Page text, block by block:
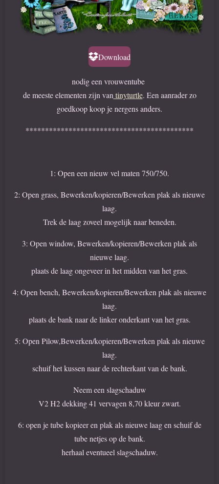
Download
nodig een vrouwentube
de meeste elementen zijn van tinyturtle. Een aanrader zo
goedkoop koop je nergens anders.
*******************************************
1: Open een nieuw vel maten 750/750.
2: Open grass, Bewerken/kopieren/Bewerken plak als nieuwe
laag.
Trek de laag zoveel mogelijk naar beneden.
3: Open window, Bewerken/kopieren/Bewerken plak als
nieuwe laag.
plaats de laag ongeveer in het midden van het gras.
4: Open bench, Bewerken/kopieren/Bewerken plak als nieuwe
laag.
plaats de bank naar de linker onderkant van het gras.
5: Open Pilow,Bewerken/kopieren/Bewerken plak als nieuwe
laag.
schuif het kussen naar de rechterkant van de bank.
Neem een slagschaduw
V2 H2 dekking 41 vervagen 8,70 kleur zwart.
6: open je tube kopieer en plak als nieuwe laag en schuif de
tube netjes op de bank.
herhaal eventueel slagschaduw.